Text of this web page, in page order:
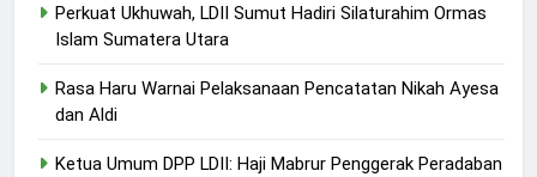
Perkuat Ukhuwah, LDII Sumut Hadiri Silaturahim Ormas
Islam Sumatera Utara
Rasa Haru Warnai Pelaksanaan Pencatatan Nikah Ayesa
dan Aldi
Ketua Umum DPP LDII: Haji Mabrur Penggerak Peradaban